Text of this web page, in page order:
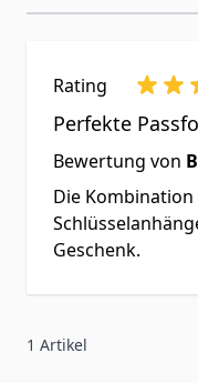
Rating
Perfekte
Bewertung von
Die
Geschenk.
1 Artikel